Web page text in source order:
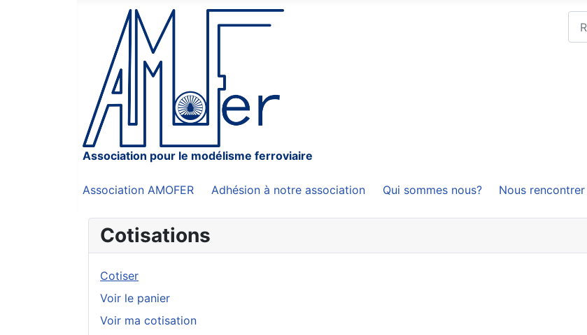
Association pour le modélisme ferroviaire
Association AMOFER Adhésion à notre association Qui sommes nous? Nous rencontrer
Cotisations
Cotiser
Voir le panier
Voir ma cotisation